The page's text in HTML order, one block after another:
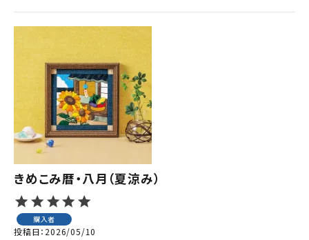
きめこみ暦・八月（夏涼み）
購入者
投稿日 2026/05/10